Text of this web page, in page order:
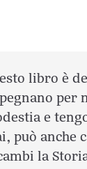
libro è
per
e
può anche
la